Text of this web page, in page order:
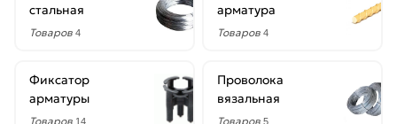
стальная
Товаров 4
арматура
Товаров 4
Фиксатор
арматуры
Товаров 14
Проволока
вязальная
Товаров 5
1.2
мм